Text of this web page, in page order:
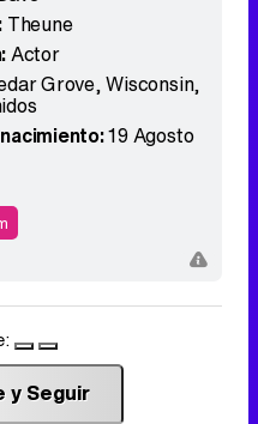
Theune
Actor
Grove, Wisconsin,
19 Agosto
y Seguir